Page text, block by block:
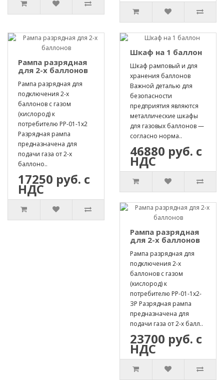
Рампа разрядная
для 2-х баллонов
Рампа разрядная для
подключения 2-х
баллонов с газом
(кислород) к
потребителю РР-01-1х2
Разрядная рампа
предназначена для
подачи газа от 2-х
баллоно..
17250 руб. с
НДС
Шкаф на 1 баллон
Шкаф рамповый и для
хранения баллонов
Важной деталью для
безопасности
предприятия являются
металлические шкафы
для газовых баллонов —
согласно норма..
46880 руб. с
НДС
Рампа разрядная
для 2-х баллонов
Рампа разрядная для
подключения 2-х
баллонов с газом
(кислород) к
потребителю РР-01-1х2-
ЗР Разрядная рампа
предназначена для
подачи газа от 2-х балл..
23700 руб. с
НДС